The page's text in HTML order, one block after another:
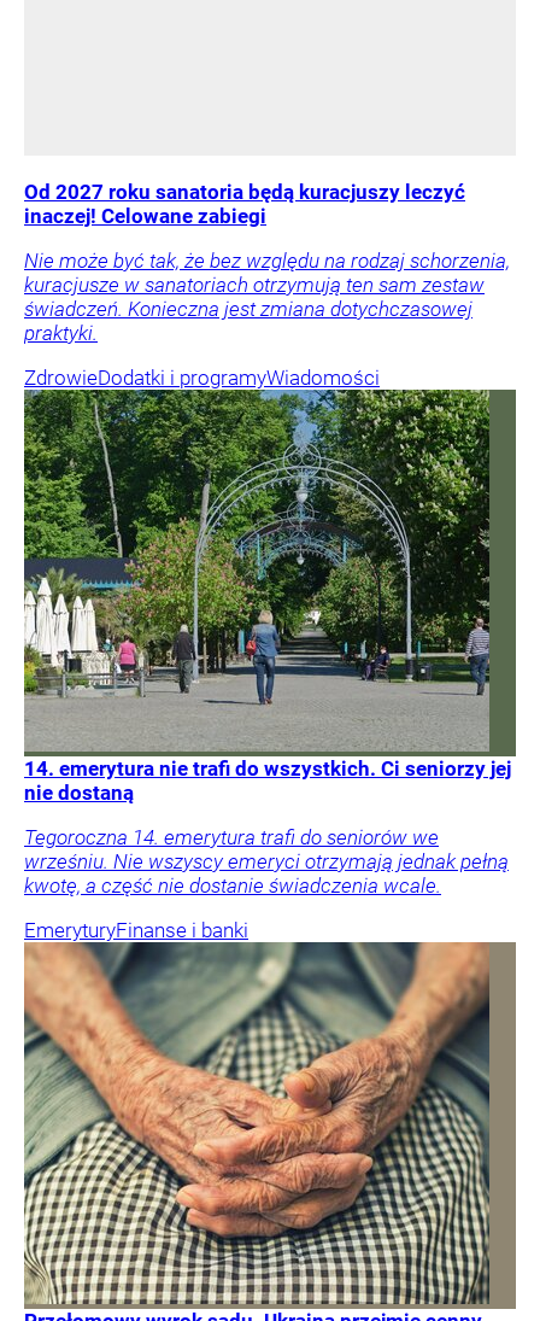
Od 2027 roku sanatoria będą kuracjuszy leczyć
inaczej! Celowane zabiegi
Nie może być tak, że bez względu na rodzaj schorzenia,
kuracjusze w sanatoriach otrzymują ten sam zestaw
świadczeń. Konieczna jest zmiana dotychczasowej
praktyki.
ZdrowieDodatki i programyWiadomości
14. emerytura nie trafi do wszystkich. Ci seniorzy jej
nie dostaną
Tegoroczna 14. emerytura trafi do seniorów we
wrześniu. Nie wszyscy emeryci otrzymają jednak pełną
kwotę, a część nie dostanie świadczenia wcale.
EmeryturyFinanse i banki